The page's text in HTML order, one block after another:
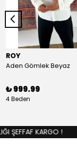
ROY
Aden Gömlek Beyaz
₺ 999.99
4 Beden
ŞEFFAF KARGO !